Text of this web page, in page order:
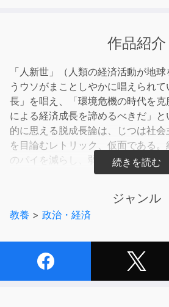
作品紹介
「人新世」（人類の経済活動が地
うウソがまことしやかに唱えられ
長」を唱え、「環境危機の時代を
による経済成長を諦めるべきだ」
的に思える脱成長論は、じつは社
を目論むレトリック、仮面である
のパイを減らし、弱者をよりいっそ
なのだ。資本主義よりも共産主義の
う。また、気象関連災害による死者
幅に減少してきた。「人類はかつて
会主義の大失敗と資本主義が人類を
ジャンル
教養 > 政治・経済